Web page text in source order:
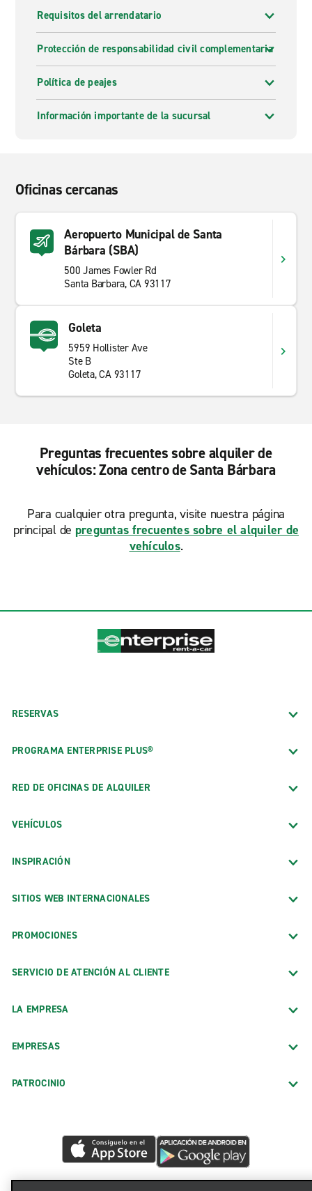
Requisitos del arrendatario
Protección de responsabilidad civil complementaria
Política de peajes
Información importante de la sucursal
Oficinas cercanas
Aeropuerto Municipal de Santa
Bárbara (SBA)
500 James Fowler Rd
Santa Barbara, CA 93117
Goleta
5959 Hollister Ave
Ste B
Goleta, CA 93117
Preguntas frecuentes sobre alquiler de
vehículos: Zona centro de Santa Bárbara
Para cualquier otra pregunta, visite nuestra página
principal de preguntas frecuentes sobre el alquiler de
vehículos.
RESERVAS
PROGRAMA ENTERPRISE PLUS®
RED DE OFICINAS DE ALQUILER
VEHÍCULOS
INSPIRACIÓN
SITIOS WEB INTERNACIONALES
PROMOCIONES
SERVICIO DE ATENCIÓN AL CLIENTE
LA EMPRESA
EMPRESAS
PATROCINIO